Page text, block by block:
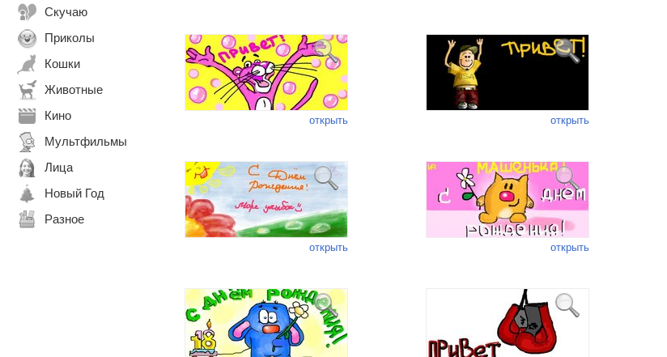
Скучаю
Приколы
Кошки
Животные
Кино
Мультфильмы
Лица
Новый Год
Разное
открыть открыть
открыть открыть